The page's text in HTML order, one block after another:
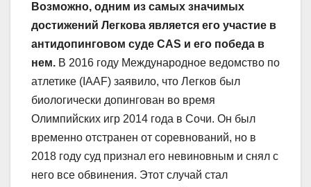
Возможно, одним из самых значимых
достижений Легкова является его участие в
антидопинговом суде CAS и его победа в
нем. В 2016 году Международное ведомство по
атлетике (IAAF) заявило, что Легков был
биологически допингован во время
Олимпийских игр 2014 года в Сочи. Он был
временно отстранен от соревнований, но в
2018 году суд признал его невиновным и снял с
него все обвинения. Этот случай стал